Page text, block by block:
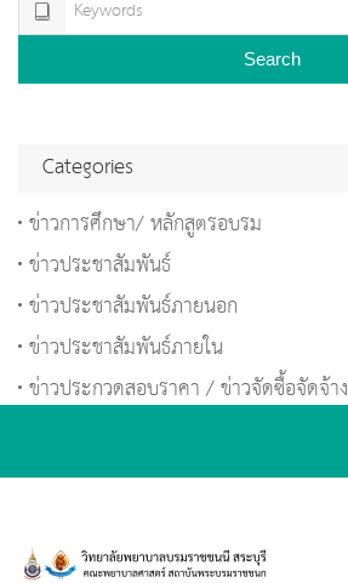
Search
Categories
ข่าวการศึกษา/ หลักสูตรอบรม
ข่าวประชาสัมพันธ์
ข่าวประชาสัมพันธ์ภายนอก
ข่าวประชาสัมพันธ์ภายใน
ข่าวประกวดสอบราคา / ข่าวจัดซื้อจัดจ้าง